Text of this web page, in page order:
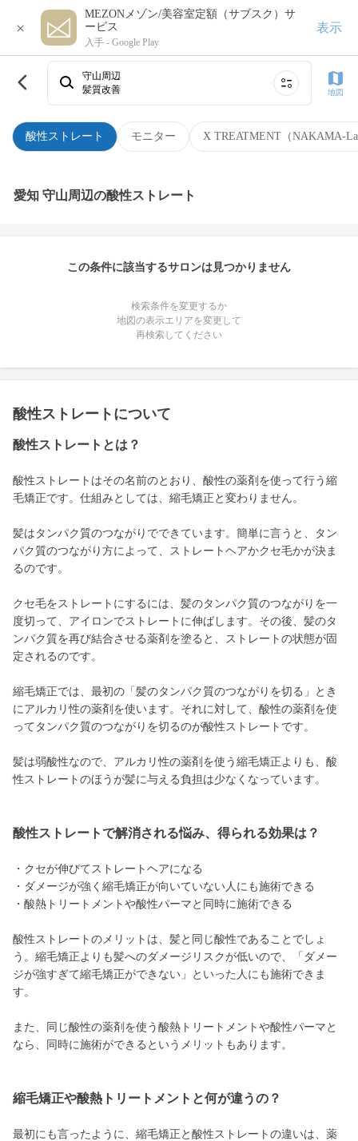
×
MEZONメゾン/美容室定額（サブスク）サ
ービス
入手 - Google Play
表示
酸性ストレート モニター X TREATMENT（NAKAMA-
守山周辺
髪質改善
地図
愛知 守山周辺の酸性ストレート
この条件に該当するサロンは見つかりません
検索条件を変更するか
地図の表示エリアを変更して
再検索してください
酸性ストレートについて
酸性ストレートとは？
酸性ストレートはその名前のとおり、酸性の薬剤を使って行う縮
毛矯正です。仕組みとしては、縮毛矯正と変わりません。
髪はタンパク質のつながりでできています。簡単に言うと、タン
パク質のつながり方によって、ストレートヘアかクセ毛かが決ま
るのです。
クセ毛をストレートにするには、髪のタンパク質のつながりを一
度切って、アイロンでストレートに伸ばします。その後、髪のタ
ンパク質を再び結合させる薬剤を塗ると、ストレートの状態が固
定されるのです。
縮毛矯正では、最初の「髪のタンパク質のつながりを切る」とき
にアルカリ性の薬剤を使います。それに対して、酸性の薬剤を使
ってタンパク質のつながりを切るのが酸性ストレートです。
髪は弱酸性なので、アルカリ性の薬剤を使う縮毛矯正よりも、酸
性ストレートのほうが髪に与える負担は少なくなっています。
酸性ストレートで解消される悩み、得られる効果は？
・クセが伸びてストレートヘアになる
・ダメージが強く縮毛矯正が向いていない人にも施術できる
・酸熱トリートメントや酸性パーマと同時に施術できる
酸性ストレートのメリットは、髪と同じ酸性であることでしょ
う。縮毛矯正よりも髪へのダメージリスクが低いので、「ダメー
ジが強すぎて縮毛矯正ができない」といった人にも施術できま
す。
また、同じ酸性の薬剤を使う酸熱トリートメントや酸性パーマと
なら、同時に施術ができるというメリットもあります。
縮毛矯正や酸熱トリートメントと何が違うの？
最初にも言ったように、縮毛矯正と酸性ストレートの違いは、薬